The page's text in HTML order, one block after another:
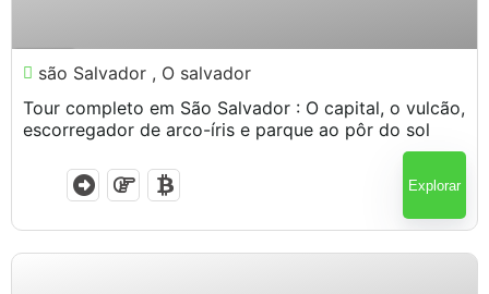
são Salvador , O salvador
Tour completo em São Salvador : O capital, o vulcão,
escorregador de arco-íris e parque ao pôr do sol
Explorar